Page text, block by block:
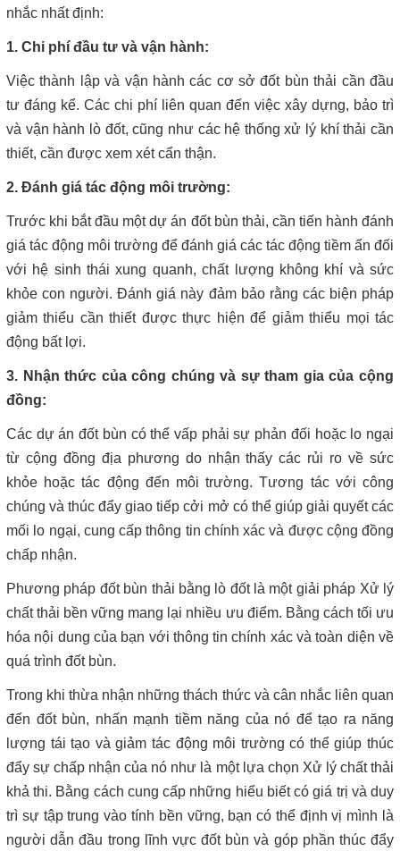
nhắc nhất định:
1. Chi phí đầu tư và vận hành:
Việc thành lập và vận hành các cơ sở đốt bùn thải cần đầu
tư đáng kể. Các chi phí liên quan đến việc xây dựng, bảo trì
và vận hành lò đốt, cũng như các hệ thống xử lý khí thải cần
thiết, cần được xem xét cẩn thận.
2. Đánh giá tác động môi trường:
Trước khi bắt đầu một dự án đốt bùn thải, cần tiến hành đánh
giá tác động môi trường để đánh giá các tác động tiềm ẩn đối
với hệ sinh thái xung quanh, chất lượng không khí và sức
khỏe con người. Đánh giá này đảm bảo rằng các biện pháp
giảm thiểu cần thiết được thực hiện để giảm thiểu mọi tác
động bất lợi.
3. Nhận thức của công chúng và sự tham gia của cộng
đồng:
Các dự án đốt bùn có thể vấp phải sự phản đối hoặc lo ngại
từ cộng đồng địa phương do nhận thấy các rủi ro về sức
khỏe hoặc tác động đến môi trường. Tương tác với công
chúng và thúc đẩy giao tiếp cởi mở có thể giúp giải quyết các
mối lo ngại, cung cấp thông tin chính xác và được cộng đồng
chấp nhận.
Phương pháp đốt bùn thải bằng lò đốt là một giải pháp Xử lý
chất thải bền vững mang lại nhiều ưu điểm. Bằng cách tối ưu
hóa nội dung của bạn với thông tin chính xác và toàn diện về
quá trình đốt bùn.
Trong khi thừa nhận những thách thức và cân nhắc liên quan
đến đốt bùn, nhấn mạnh tiềm năng của nó để tạo ra năng
lượng tái tạo và giảm tác động môi trường có thể giúp thúc
đẩy sự chấp nhận của nó như là một lựa chọn Xử lý chất thải
khả thi. Bằng cách cung cấp những hiểu biết có giá trị và duy
trì sự tập trung vào tính bền vững, bạn có thể định vị mình là
người dẫn đầu trong lĩnh vực đốt bùn và góp phần thúc đẩy